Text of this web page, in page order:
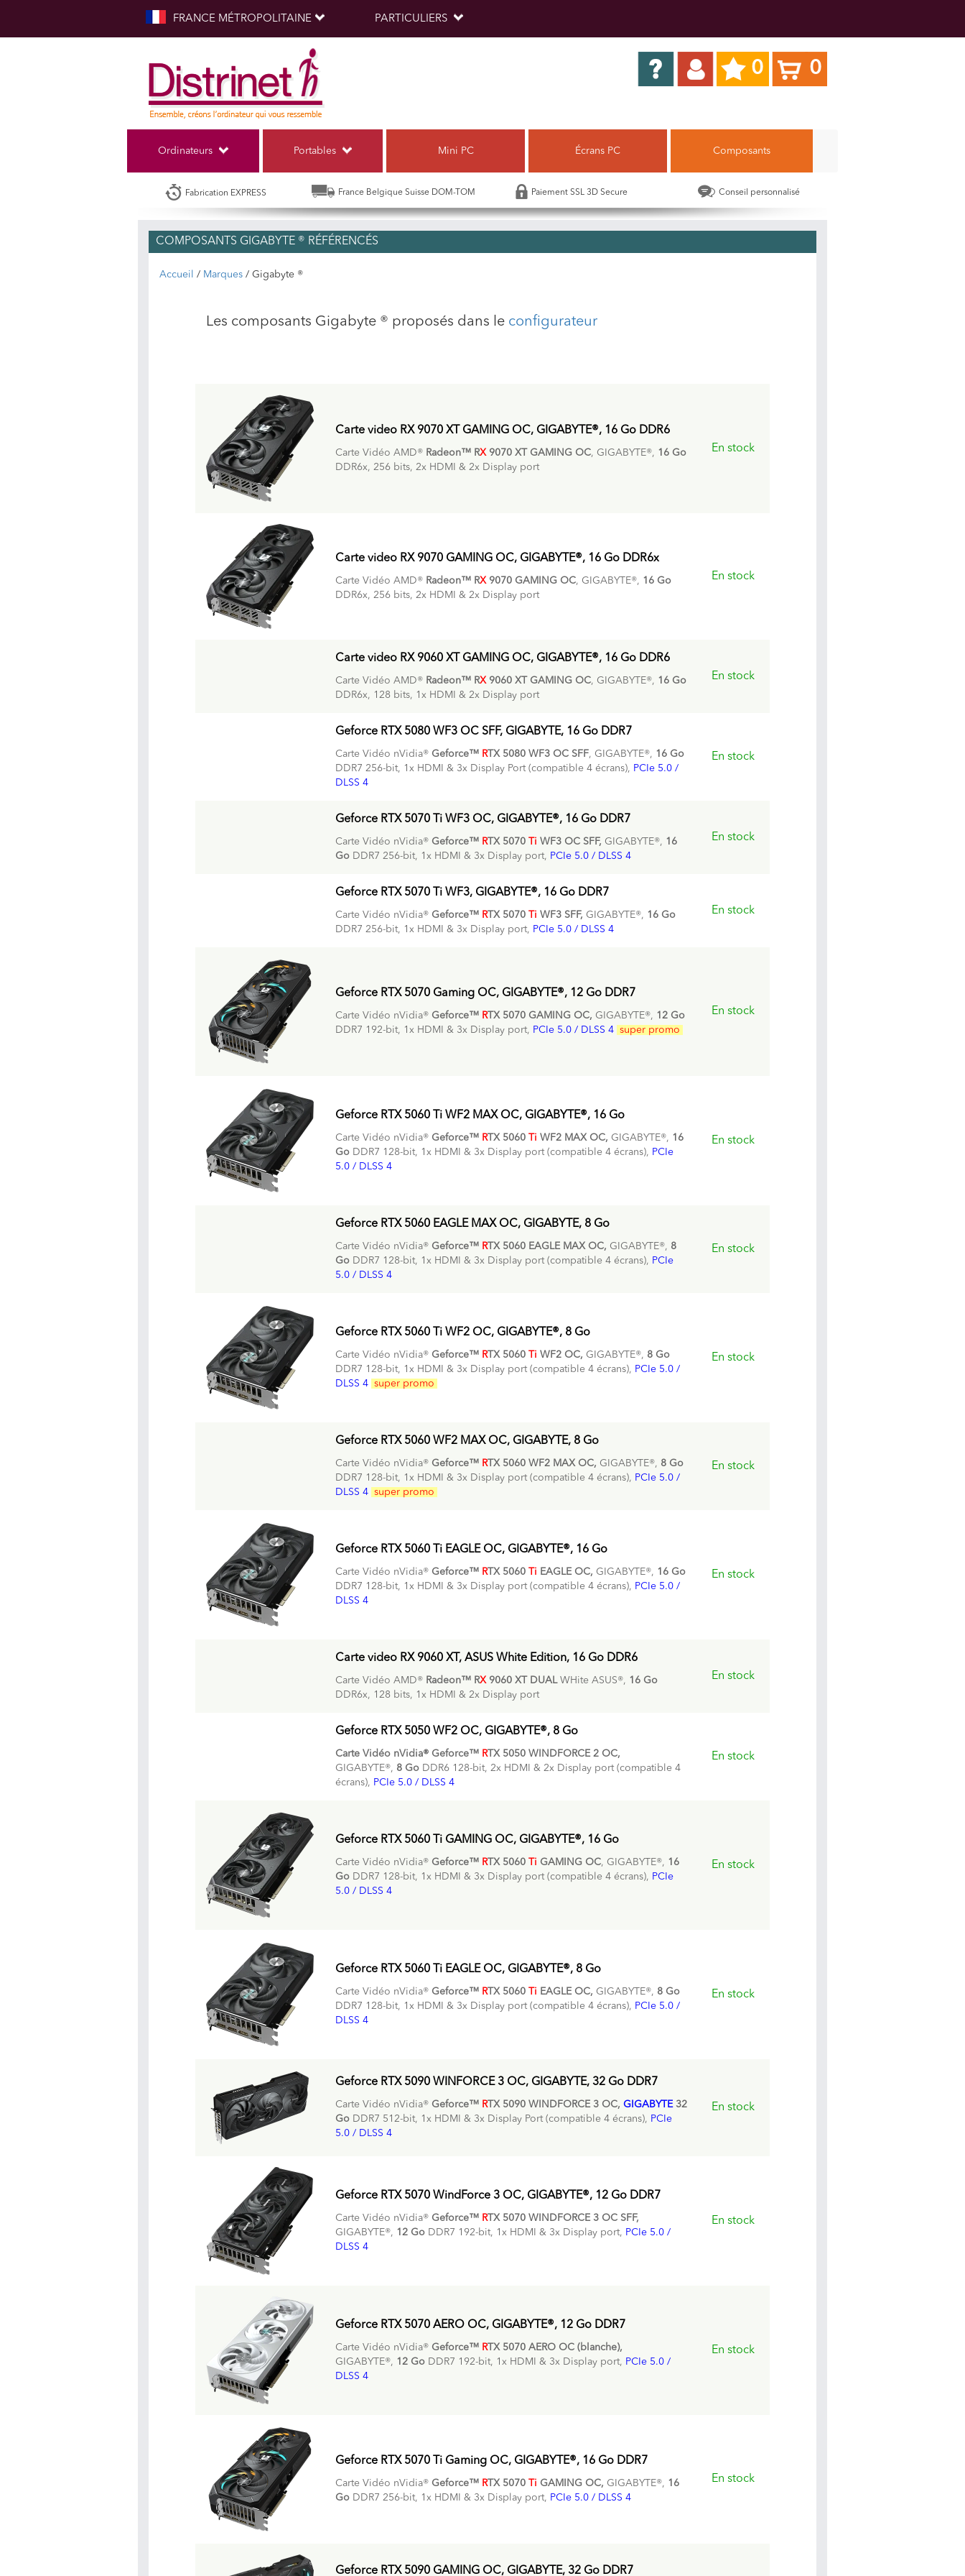
FRANCE MÉTROPOLITAINE PARTICULIERS
0 0
Ordinateurs Portables Mini PC Écrans PC Composants
Fabrication EXPRESS France Belgique Suisse DOM-TOM Paiement SSL 3D Secure Conseil personnalisé
COMPOSANTS GIGABYTE ® RÉFÉRENCÉS
Accueil / Marques / Gigabyte ®
Les composants Gigabyte ® proposés dans le configurateur
Carte video RX 9070 XT GAMING OC, GIGABYTE®, 16 Go DDR6
Carte Vidéo AMD® Radeon™ RX9070 XT GAMING OC, GIGABYTE®, 16 Go
DDR6x, 256 bits, 2x HDMI & 2x Display port
En stock
Carte video RX 9070 GAMING OC, GIGABYTE®, 16 Go DDR6x
Carte Vidéo AMD® Radeon™ RX9070 GAMING OC, GIGABYTE®, 16 Go
DDR6x, 256 bits, 2x HDMI & 2x Display port
En stock
Carte video RX 9060 XT GAMING OC, GIGABYTE®, 16 Go DDR6
Carte Vidéo AMD® Radeon™ RX9060 XT GAMING OC, GIGABYTE®, 16 Go
DDR6x, 128 bits, 1x HDMI & 2x Display port
En stock
Geforce RTX 5080 WF3 OC SFF, GIGABYTE, 16 Go DDR7
Carte Vidéo nVidia® Geforce™ RTX 5080 WF3 OC SFF, GIGABYTE®, 16 Go
DDR7 256-bit, 1x HDMI & 3x Display Port (compatible 4 écrans), PCIe 5.0 /
DLSS 4
En stock
Geforce RTX 5070 Ti WF3 OC, GIGABYTE®, 16 Go DDR7
Carte Vidéo nVidia® Geforce™ RTX 5070 Ti WF3 OC SFF, GIGABYTE®, 16
Go DDR7 256-bit, 1x HDMI & 3x Display port, PCIe 5.0 / DLSS 4
En stock
Geforce RTX 5070 Ti WF3, GIGABYTE®, 16 Go DDR7
Carte Vidéo nVidia® Geforce™ RTX 5070 Ti WF3 SFF, GIGABYTE®, 16 Go
DDR7 256-bit, 1x HDMI & 3x Display port, PCIe 5.0 / DLSS 4
En stock
Geforce RTX 5070 Gaming OC, GIGABYTE®, 12 Go DDR7
Carte Vidéo nVidia® Geforce™ RTX 5070 GAMING OC, GIGABYTE®, 12 Go
DDR7 192-bit, 1x HDMI & 3x Display port, PCIe 5.0 / DLSS 4 super promo
En stock
Geforce RTX 5060 Ti WF2 MAX OC, GIGABYTE®, 16 Go
Carte Vidéo nVidia® Geforce™ RTX 5060 Ti WF2 MAX OC, GIGABYTE®, 16
Go DDR7 128-bit, 1x HDMI & 3x Display port (compatible 4 écrans), PCIe
5.0 / DLSS 4
En stock
Geforce RTX 5060 EAGLE MAX OC, GIGABYTE, 8 Go
Carte Vidéo nVidia® Geforce™ RTX 5060 EAGLE MAX OC, GIGABYTE®, 8
Go DDR7 128-bit, 1x HDMI & 3x Display port (compatible 4 écrans), PCIe
5.0 / DLSS 4
En stock
Geforce RTX 5060 Ti WF2 OC, GIGABYTE®, 8 Go
Carte Vidéo nVidia® Geforce™ RTX 5060 Ti WF2 OC, GIGABYTE®, 8 Go
DDR7 128-bit, 1x HDMI & 3x Display port (compatible 4 écrans), PCIe 5.0 /
DLSS 4 super promo
En stock
Geforce RTX 5060 WF2 MAX OC, GIGABYTE, 8 Go
Carte Vidéo nVidia® Geforce™ RTX 5060 WF2 MAX OC, GIGABYTE®, 8 Go
DDR7 128-bit, 1x HDMI & 3x Display port (compatible 4 écrans), PCIe 5.0 /
DLSS 4 super promo
En stock
Geforce RTX 5060 Ti EAGLE OC, GIGABYTE®, 16 Go
Carte Vidéo nVidia® Geforce™ RTX 5060 Ti EAGLE OC, GIGABYTE®, 16 Go
DDR7 128-bit, 1x HDMI & 3x Display port (compatible 4 écrans), PCIe 5.0 /
DLSS 4
En stock
Carte video RX 9060 XT, ASUS White Edition, 16 Go DDR6
Carte Vidéo AMD® Radeon™ RX9060 XT DUAL WHite ASUS®, 16 Go
DDR6x, 128 bits, 1x HDMI & 2x Display port
En stock
Geforce RTX 5050 WF2 OC, GIGABYTE®, 8 Go
Carte Vidéo nVidia® Geforce™ RTX 5050 WINDFORCE 2 OC,
GIGABYTE®, 8 Go DDR6 128-bit, 2x HDMI & 2x Display port (compatible 4
écrans), PCIe 5.0 / DLSS 4
En stock
Geforce RTX 5060 Ti GAMING OC, GIGABYTE®, 16 Go
Carte Vidéo nVidia® Geforce™ RTX 5060 Ti GAMING OC, GIGABYTE®, 16
Go DDR7 128-bit, 1x HDMI & 3x Display port (compatible 4 écrans), PCIe
5.0 / DLSS 4
En stock
Geforce RTX 5060 Ti EAGLE OC, GIGABYTE®, 8 Go
Carte Vidéo nVidia® Geforce™ RTX 5060 Ti EAGLE OC, GIGABYTE®, 8 Go
DDR7 128-bit, 1x HDMI & 3x Display port (compatible 4 écrans), PCIe 5.0 /
DLSS 4
En stock
Geforce RTX 5090 WINFORCE 3 OC, GIGABYTE, 32 Go DDR7
Carte Vidéo nVidia® Geforce™ RTX 5090 WINDFORCE 3 OC, GIGABYTE 32
Go DDR7 512-bit, 1x HDMI & 3x Display Port (compatible 4 écrans), PCIe
5.0 / DLSS 4
En stock
Geforce RTX 5070 WindForce 3 OC, GIGABYTE®, 12 Go DDR7
Carte Vidéo nVidia® Geforce™ RTX 5070 WINDFORCE 3 OC SFF,
GIGABYTE®, 12 Go DDR7 192-bit, 1x HDMI & 3x Display port, PCIe 5.0 /
DLSS 4
En stock
Geforce RTX 5070 AERO OC, GIGABYTE®, 12 Go DDR7
Carte Vidéo nVidia® Geforce™ RTX 5070 AERO OC (blanche),
GIGABYTE®, 12 Go DDR7 192-bit, 1x HDMI & 3x Display port, PCIe 5.0 /
DLSS 4
En stock
Geforce RTX 5070 Ti Gaming OC, GIGABYTE®, 16 Go DDR7
Carte Vidéo nVidia® Geforce™ RTX 5070 Ti GAMING OC, GIGABYTE®, 16
Go DDR7 256-bit, 1x HDMI & 3x Display port, PCIe 5.0 / DLSS 4
En stock
Geforce RTX 5090 GAMING OC, GIGABYTE, 32 Go DDR7